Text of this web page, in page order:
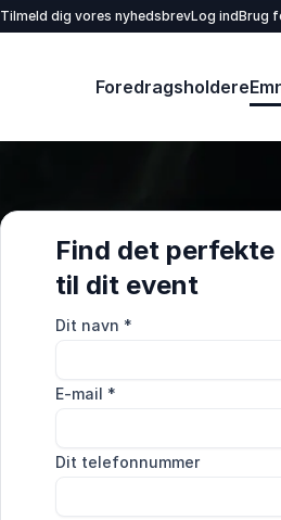
Tilmeld dig vores nyhedsbrevLog indBrug
Foredragsholdere
Find det
til dit event
Dit navn *
E-mail *
Dit telefonnummer